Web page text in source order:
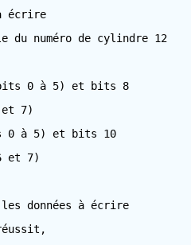
écrire
du numéro de cylindre 12
0 à 5) et bits 8
7)
0 à 5) et bits 10
et 7)
les données à écrire